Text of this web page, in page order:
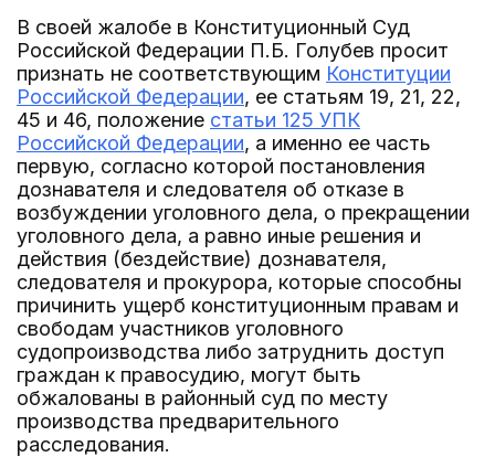
В своей жалобе в Конституционный Суд
Российской Федерации П.Б. Голубев просит
признать не соответствующим Конституции
Российской Федерации, ее статьям 19, 21, 22,
45 и 46, положение статьи 125 УПК
Российской Федерации, а именно ее часть
первую, согласно которой постановления
дознавателя и следователя об отказе в
возбуждении уголовного дела, о прекращении
уголовного дела, а равно иные решения и
действия (бездействие) дознавателя,
следователя и прокурора, которые способны
причинить ущерб конституционным правам и
свободам участников уголовного
судопроизводства либо затруднить доступ
граждан к правосудию, могут быть
обжалованы в районный суд по месту
производства предварительного
расследования.